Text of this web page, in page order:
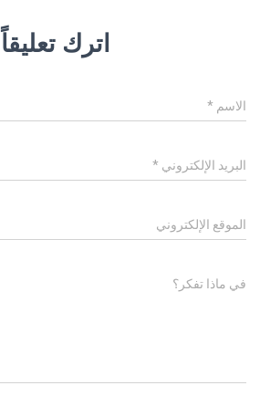
اترك تعليقاً
الاسم *
البريد الإلكتروني *
الموقع الإلكتروني
في ماذا تفكر؟